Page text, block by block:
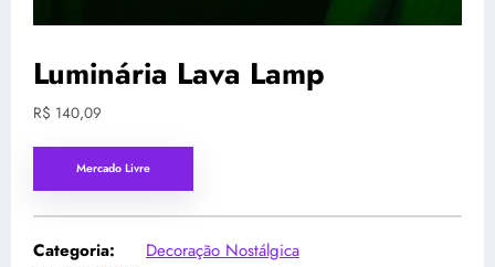
Luminária Lava Lamp
R$ 140,09
Mercado Livre
Categoria: Decoração Nostálgica